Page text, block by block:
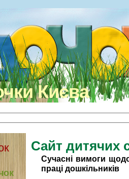
Києва
Сайт дитячих
Сучасні вимоги
праці дошкільників